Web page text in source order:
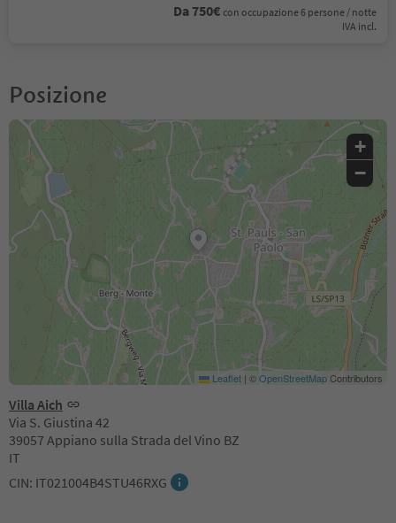
Da 750€ con occupazione 6 persone / notte
IVA incl.
Posizione
Villa Aich
Via S. Giustina 42
39057 Appiano sulla Strada del Vino BZ
IT
CIN: IT021004B4STU46RXG
+
−
Leaflet | ©OpenStreetMapContributors